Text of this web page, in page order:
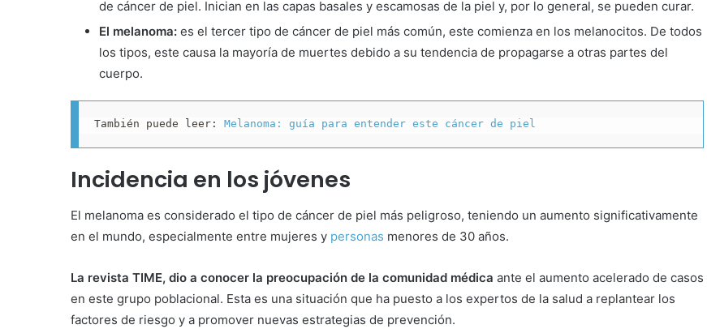
de cáncer de piel. Inician en las capas basales y escamosas de la piel y, por lo general, se pueden curar.
El melanoma: es el tercer tipo de cáncer de piel más común, este comienza en los melanocitos. De todos
los tipos, este causa la mayoría de muertes debido a su tendencia de propagarse a otras partes del
cuerpo.
También puede leer: Melanoma: guía para entender este cáncer de piel
Incidencia en los jóvenes
El melanoma es considerado el tipo de cáncer de piel más peligroso, teniendo un aumento significativamente
en el mundo, especialmente entre mujeres y personas menores de 30 años.
La revista TIME, dio a conocer la preocupación de la comunidad médica ante el aumento acelerado de casos
en este grupo poblacional. Esta es una situación que ha puesto a los expertos de la salud a replantear los
factores de riesgo y a promover nuevas estrategias de prevención.